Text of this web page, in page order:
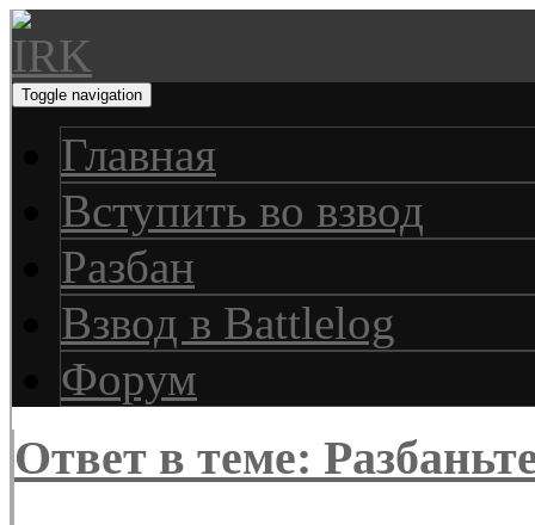
Toggle navigation
Главная
Вступить во взвод
Разбан
Взвод в Battlelog
Форум
Ответ в теме: